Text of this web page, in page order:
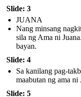
Slide: 3
JUANA
Nang minsang
sila ng Ama ni
bayan.
Slide: 4
Sa kanilang pag-
maabutan ng ama
Slide: 5